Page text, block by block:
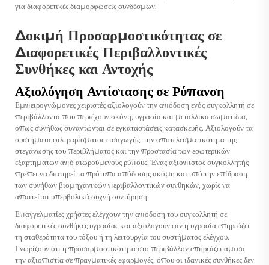
για διαφορετικές διαμορφώσεις συνδέσμων.
Δοκιμή Προσαρμοστικότητας σε
Διαφορετικές Περιβαλλοντικές
Συνθήκες και Αντοχής
Αξιολόγηση Αντίστασης σε Ρύπανση
Εμπειρογνώμονες χειριστές αξιολογούν την απόδοση ενός συγκολλητή σε
περιβάλλοντα που περιέχουν σκόνη, υγρασία και μεταλλικά σωματίδια,
όπως συνήθως συναντώνται σε εγκαταστάσεις κατασκευής. Αξιολογούν τα
συστήματα φιλτραρίσματος εισαγωγής, την αποτελεσματικότητα της
στεγάνωσης του περιβλήματος και την προστασία των εσωτερικών
εξαρτημάτων από αιωρούμενους ρύπους. Ένας αξιόπιστος συγκολλητής
πρέπει να διατηρεί τα πρότυπα απόδοσης ακόμη και υπό την επίδραση
των συνήθων βιομηχανικών περιβαλλοντικών συνθηκών, χωρίς να
απαιτείται υπερβολικά συχνή συντήρηση.
Επαγγελματίες χρήστες ελέγχουν την απόδοση του συγκολλητή σε
διαφορετικές συνθήκες υγρασίας και αξιολογούν εάν η υγρασία επηρεάζει
τη σταθερότητα του τόξου ή τη λειτουργία του συστήματος ελέγχου.
Γνωρίζουν ότι η προσαρμοστικότητα στο περιβάλλον επηρεάζει άμεσα
την αξιοπιστία σε πραγματικές εφαρμογές, όπου οι ιδανικές συνθήκες δεν